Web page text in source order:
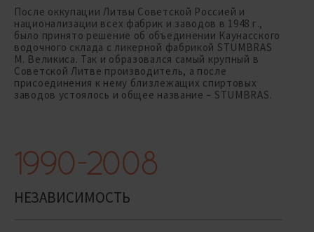
После оккупации Литвы Советской Россией и
национализации всех фабрик и заводов в 1948 г.,
было принято решение об объединении Каунасского
водочного склада с ликерной фабрикой STUMBRAS
M. Великиса. Так и образовался самый крупный в
Советской Литве производитель, а после
присоединения к нему близлежащих спиртовых
заводов устоялось и общее название – STUMBRAS.
1990-2008
НЕЗАВИСИМОСТЬ